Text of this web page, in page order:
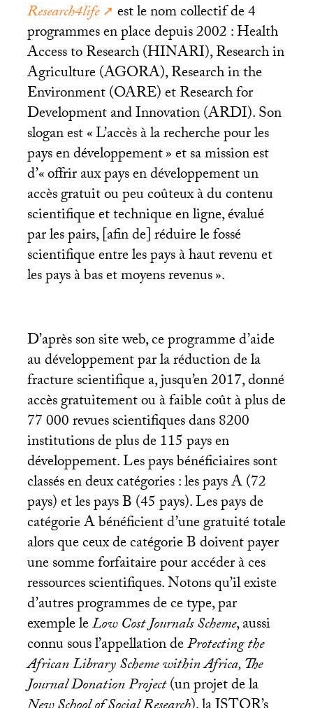
Research4life
est le nom collectif de 4
programmes en place depuis 2002 : Health
Access to Research (HINARI), Research in
Agriculture (AGORA), Research in the
Environment (OARE) et Research for
Development and Innovation (ARDI). Son
slogan est «L’accès à la recherche pour les
pays en développement» et sa mission est
d’«offrir aux pays en développement un
accès gratuit ou peu coûteux à du contenu
scientifique et technique en ligne, évalué
par les pairs, [afin de] réduire le fossé
scientifique entre les pays à haut revenu et
les pays à bas et moyens revenus».
D’après son site web, ce programme d’aide
au développement par la réduction de la
fracture scientifique a, jusqu’en 2017, donné
accès gratuitement ou à faible coût à plus de
77 000 revues scientifiques dans 8200
institutions de plus de 115 pays en
développement. Les pays bénéficiaires sont
classés en deux catégories : les pays A (72
pays) et les pays B (45 pays). Les pays de
catégorie A bénéficient d’une gratuité totale
alors que ceux de catégorie B doivent payer
une somme forfaitaire pour accéder à ces
ressources scientifiques. Notons qu’il existe
d’autres programmes de ce type, par
exemple leLow Cost Journals Scheme, aussi
connu sous l’appellation deProtecting the
African Library Scheme within Africa, The
Journal Donation Project(un projet de la